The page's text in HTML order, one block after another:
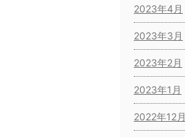
2023年4月
2023年3月
2023年2月
2023年1月
2022年12月